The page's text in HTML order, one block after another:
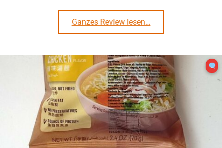
Ganzes Review lesen“#3317: Koka „Spicy Beef Flavor Instant Broad Noodles“”
…
0